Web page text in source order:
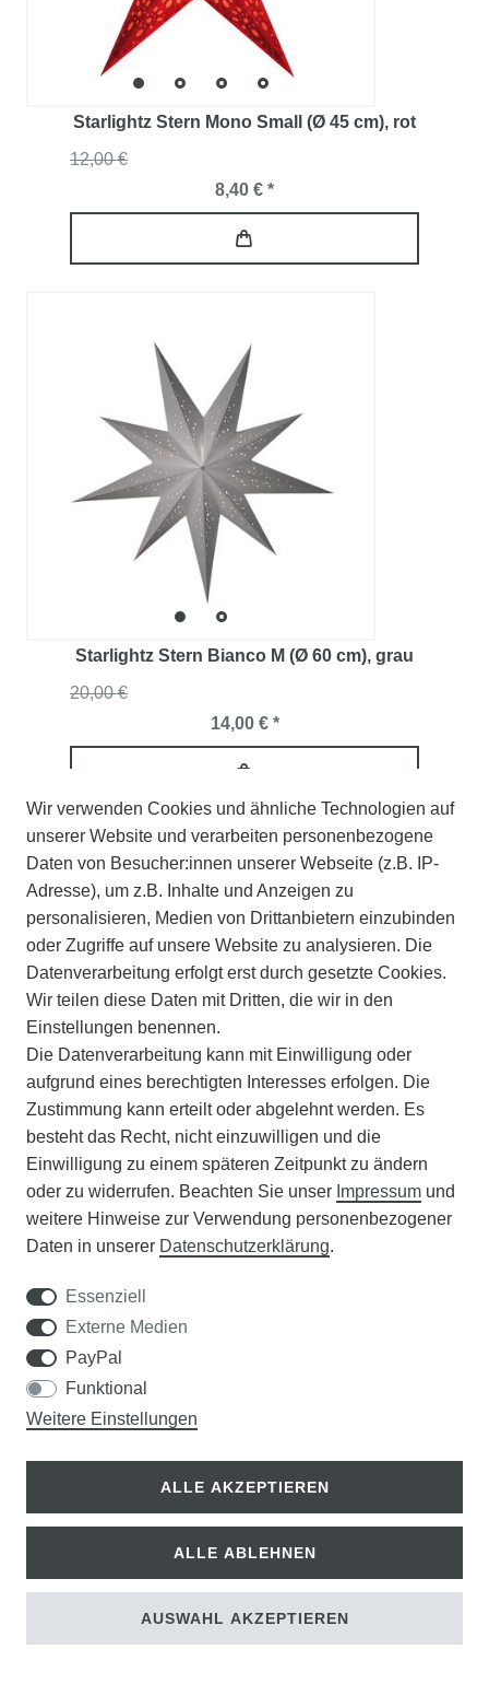
Starlightz Stern Mono Small (Ø 45 cm), rot
12,00 €
8,40 € *
Starlightz Stern Bianco M (Ø 60 cm), grau
20,00 €
14,00 € *
Starlightz Marrakesh Black Turquoise
14,00 €
9,80 € *
Wir verwenden Cookies und ähnliche Technologien auf
unserer Website und verarbeiten personenbezogene
Daten von Besucher:innen unserer Webseite (z.B. IP-
Adresse), um z.B. Inhalte und Anzeigen zu
personalisieren, Medien von Drittanbietern einzubinden
oder Zugriffe auf unsere Website zu analysieren. Die
Datenverarbeitung erfolgt erst durch gesetzte Cookies.
Wir teilen diese Daten mit Dritten, die wir in den
Einstellungen benennen.
Die Datenverarbeitung kann mit Einwilligung oder
aufgrund eines berechtigten Interesses erfolgen. Die
Zustimmung kann erteilt oder abgelehnt werden. Es
besteht das Recht, nicht einzuwilligen und die
Einwilligung zu einem späteren Zeitpunkt zu ändern
oder zu widerrufen. Beachten Sie unser Impressum und
weitere Hinweise zur Verwendung personenbezogener
Daten in unserer Daten­schutz­erklärung.
Essenziell
Externe Medien
PayPal
Funktional
Weitere Einstellungen
ALLE AKZEPTIEREN
ALLE ABLEHNEN
AUSWAHL AKZEPTIEREN